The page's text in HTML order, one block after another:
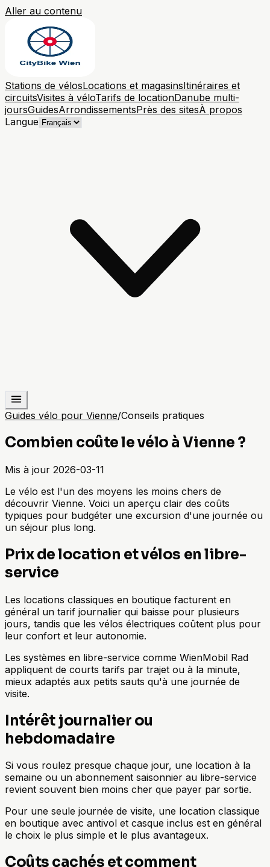
Aller au contenu
Stations de vélosLocations et magasinsItinéraires et
circuitsVisites à véloTarifs de locationDanube multi-
joursGuidesArrondissementsPrès des sitesÀ propos
Langue
Guides vélo pour Vienne/Conseils pratiques
Combien coûte le vélo à Vienne ?
Mis à jour 2026-03-11
Le vélo est l'un des moyens les moins chers de
découvrir Vienne. Voici un aperçu clair des coûts
typiques pour budgéter une excursion d'une journée ou
un séjour plus long.
Prix de location et vélos en libre-
service
Les locations classiques en boutique facturent en
général un tarif journalier qui baisse pour plusieurs
jours, tandis que les vélos électriques coûtent plus pour
leur confort et leur autonomie.
Les systèmes en libre-service comme WienMobil Rad
appliquent de courts tarifs par trajet ou à la minute,
mieux adaptés aux petits sauts qu'à une journée de
visite.
Intérêt journalier ou
hebdomadaire
Si vous roulez presque chaque jour, une location à la
semaine ou un abonnement saisonnier au libre-service
revient souvent bien moins cher que payer par sortie.
Pour une seule journée de visite, une location classique
en boutique avec antivol et casque inclus est en général
le choix le plus simple et le plus avantageux.
Coûts cachés et comment